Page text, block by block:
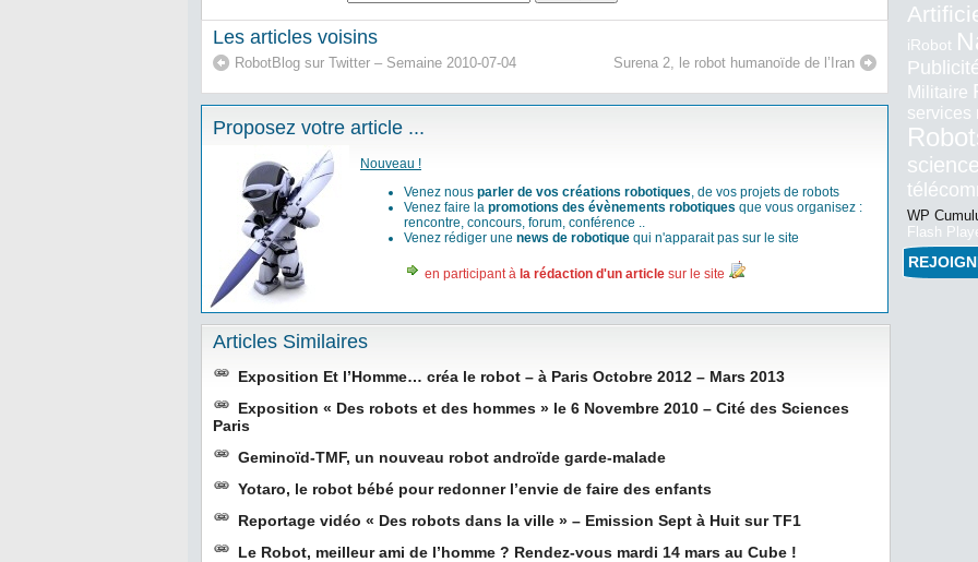
Les articles voisins
RobotBlog sur Twitter – Semaine 2010-07-04 Surena 2, le robot humanoïde de l’Iran
Proposez votre article ...
Nouveau !
Venez nous parler de vos créations robotiques, de vos projets de robots
Venez faire la promotions des évènements robotiques que vous organisez :
rencontre, concours, forum, conférence ..
Venez rédiger une news de robotique qui n'apparait pas sur le site
en participant à la rédaction d'un article sur le site
Articles Similaires
Exposition Et l’Homme… créa le robot – à Paris Octobre 2012 – Mars 2013
Exposition « Des robots et des hommes » le 6 Novembre 2010 – Cité des Sciences
Paris
Geminoïd-TMF, un nouveau robot androïde garde-malade
Yotaro, le robot bébé pour redonner l’envie de faire des enfants
Reportage vidéo « Des robots dans la ville » – Emission Sept à Huit sur TF1
Le Robot, meilleur ami de l’homme ? Rendez-vous mardi 14 mars au Cube !
iRobot
Militaire
services
WP
Flash